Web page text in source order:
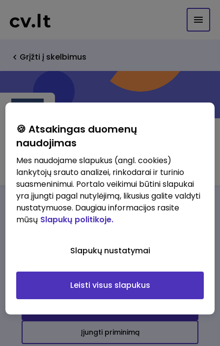
Grįžti į skelbimus
MB "Buhalterės paslaugos"
Darbo pasiūlymaiApie musPrivalumai
darbo pasiūlymų
Įjungti priminimą
🍪 Atsakingas duomenų
naudojimas
Mes naudojame slapukus (angl. cookies)
lankytojų srauto analizei, rinkodarai ir turinio
suasmeninimui. Portalo veikimui būtini slapukai
yra įjungti pagal nutylėjimą, likusius galite valdyti
nustatymuose. Daugiau informacijos rasite
mūsų Slapukų politikoje.
Slapukų nustatymai
Leisti visus slapukus